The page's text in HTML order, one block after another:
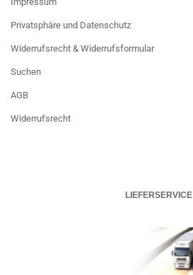
Privatsphäre und Datenschutz
Widerrufsrecht & Widerrufsformular
Suchen
AGB
Widerrufsrecht
LIEFERSERVICE